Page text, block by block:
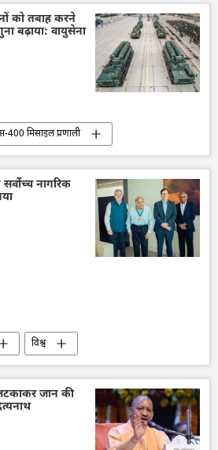
को तबाह करने
बढ़ाया: वायुसेना
400 मिसाइल प्रणाली
भारतीय वायुसेना
नागरिक
विश्व
जान की